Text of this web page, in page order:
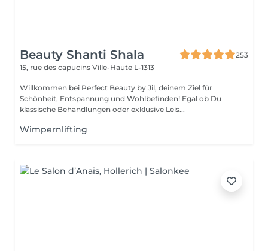
Beauty Shanti Shala
253
15, rue des capucins Ville-Haute L-1313
Willkommen bei Perfect Beauty by Jil, deinem Ziel für
Schönheit, Entspannung und Wohlbefinden! Egal ob Du
klassische Behandlungen oder exklusive Leis...
Wimpernlifting